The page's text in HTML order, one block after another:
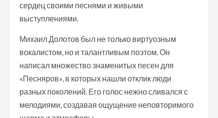
сердец своими песнями и живыми
выступлениями.
Михаил Долотов был не только виртуозным
вокалистом, но и талантливым поэтом. Он
написал множество знаменитых песен для
«Песняров», в которых нашли отклик люди
разных поколений. Его голос нежно сливался с
мелодиями, создавая ощущение неповторимого